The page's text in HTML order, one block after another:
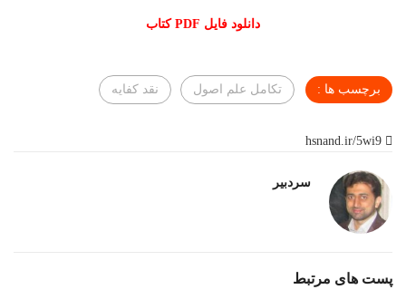
دانلود فایل PDF کتاب
برچسب ها : تکامل علم اصول نقد کفایه
سردبیر
پست های مرتبط